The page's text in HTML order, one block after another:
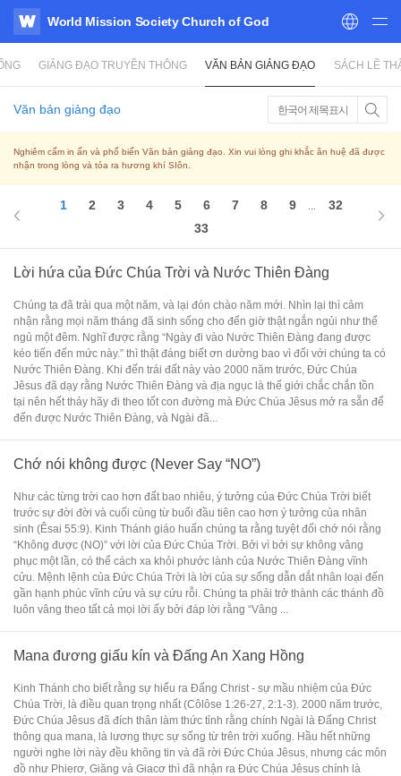
WATV
World Mission Society Church of God
GIẢNG ĐẠO TRUYỀN THÔNG VĂN BẢN GIẢNG ĐẠO SÁCH LẼ
Văn bản giảng đạo 한국어 제목표시
Nghiêm cấm in ấn và phổ biến Văn bản giảng đạo. Xin vui lòng ghi khắc ân huệ đã được
nhận trong lòng và tỏa ra hương khí SIôn.
1 2 3 4 5 6 7 8 9
32
33
Lời hứa của Đức Chúa Trời và Nước Thiên Đàng
Chúng ta đã trải qua một năm, và lại đón chào năm mới. Nhìn lại thì cảm
nhận rằng mọi năm tháng đã sinh sống cho đến giờ thật ngắn ngủi như thể
ngủ một đêm. Nghĩ được rằng “Ngày đi vào Nước Thiên Đàng đang được
kéo tiến đến mức này.” thì thật đáng biết ơn dường bao vì đối với chúng ta có
Nước Thiên Đàng. Khi đến trái đất này vào 2000 năm trước, Đức Chúa
Jêsus đã dạy rằng Nước Thiên Đàng và địa ngục là thế giới chắc chắn tồn
tại nên hết thảy hãy đi theo tốt con đường mà Đức Chúa Jêsus mở ra sẵn để
đến được Nước Thiên Đàng, và Ngài đã...
Chớ nói không được (Never Say “NO”)
Như các từng trời cao hơn đất bao nhiêu, ý tưởng của Đức Chúa Trời biết
trước sự đời đời và cuối cùng từ buổi đầu tiên cao hơn ý tưởng của nhân
sinh (Êsai 55:9). Kinh Thánh giáo huấn chúng ta rằng tuyệt đối chớ nói rằng
“Không được (NO)” với lời của Đức Chúa Trời. Bởi vì bởi sự không vâng
phục một lần, có thể cách xa khỏi phước lành của Nước Thiên Đàng vĩnh
cửu. Mệnh lệnh của Đức Chúa Trời là lời của sự sống dẫn dắt nhân loại đến
gần hạnh phúc vĩnh cửu và sự cứu rỗi. Chúng ta phải trở thành các thánh đồ
luôn vâng theo tất cả mọi lời ấy bởi đáp lời rằng “Vâng ...
Mana đương giấu kín và Đấng An Xang Hồng
Kinh Thánh cho biết rằng sự hiểu ra Đấng Christ - sự mầu nhiệm của Đức
Chúa Trời, là điều quan trọng nhất (Côlôse 1:26-27, 2:1-3). 2000 năm trước,
Đức Chúa Jêsus đã đích thân làm thức tỉnh rằng chính Ngài là Đấng Christ
thông qua mana, là lương thực sự sống từ trên trời xuống. Hầu hết những
người nghe lời này đều không tin và đã rời Đức Chúa Jêsus, nhưng các môn
đồ như Phierơ, Giăng và Giacơ thì đã nhận ra Đức Chúa Jêsus chính là